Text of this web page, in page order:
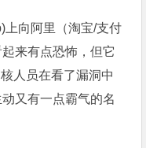
上向阿里（淘宝/支付
来有点恐怖，但它
人员在看了漏洞中
又有一点霸气的名